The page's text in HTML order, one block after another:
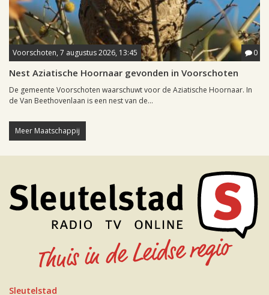
Voorschoten, 7 augustus 2026, 13:45 0
Nest Aziatische Hoornaar gevonden in Voorschoten
De gemeente Voorschoten waarschuwt voor de Aziatische Hoornaar. In
de Van Beethovenlaan is een nest van de...
Meer Maatschappij
Sleutelstad